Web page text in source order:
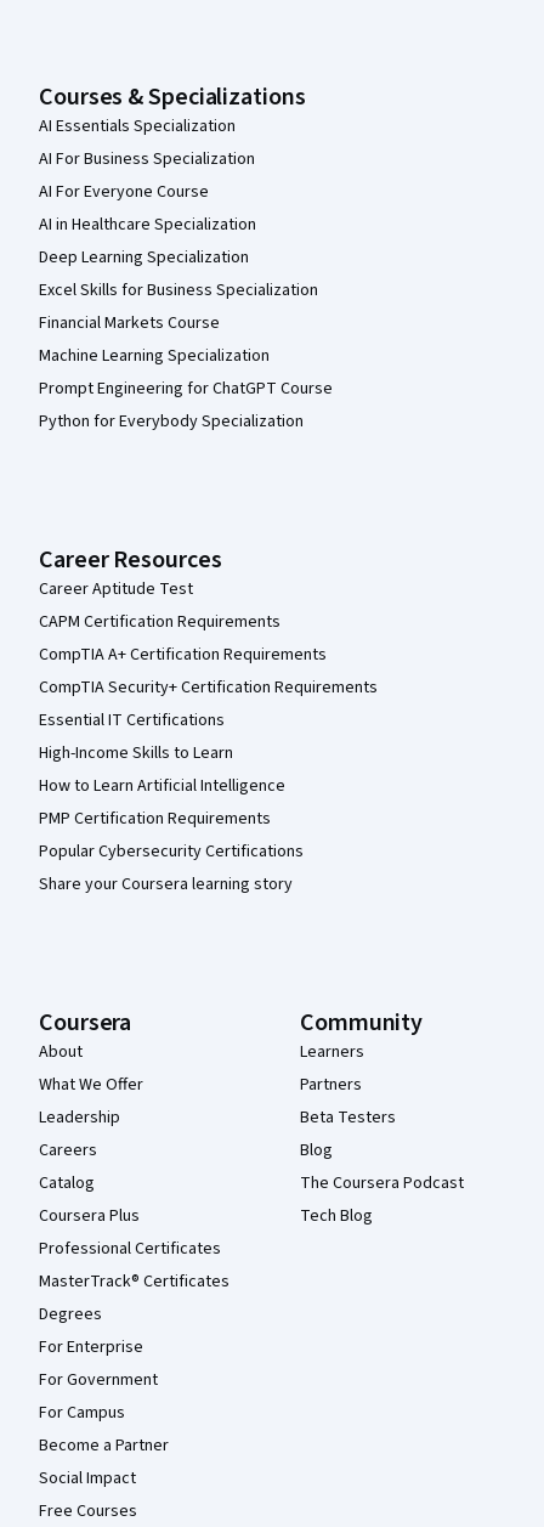
Courses & Specializations
AI Essentials Specialization
AI For Business Specialization
AI For Everyone Course
AI in Healthcare Specialization
Deep Learning Specialization
Excel Skills for Business Specialization
Financial Markets Course
Machine Learning Specialization
Prompt Engineering for ChatGPT Course
Python for Everybody Specialization
Career Resources
Career Aptitude Test
CAPM Certification Requirements
CompTIA A+ Certification Requirements
CompTIA Security+ Certification Requirements
Essential IT Certifications
High-Income Skills to Learn
How to Learn Artificial Intelligence
PMP Certification Requirements
Popular Cybersecurity Certifications
Share your Coursera learning story
Coursera
About
What We Offer
Leadership
Careers
Catalog
Coursera Plus
Professional Certificates
MasterTrack® Certificates
Degrees
For Enterprise
For Government
For Campus
Become a Partner
Social Impact
Free Courses
Community
Learners
Partners
Beta Testers
Blog
The Coursera Podcast
Tech Blog